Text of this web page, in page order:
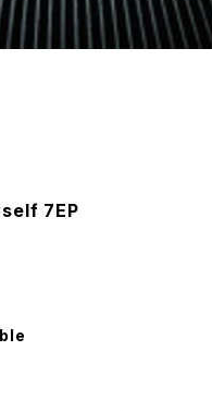
7EP